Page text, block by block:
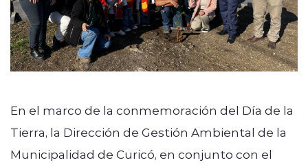
En el marco de la conmemoración del Día de la
Tierra, la Dirección de Gestión Ambiental de la
Municipalidad de Curicó, en conjunto con el